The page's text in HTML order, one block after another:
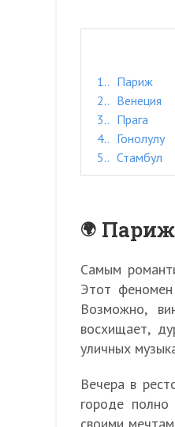
1.
Париж
2.
Венеция
3.
Прага
4.
Гонолулу
5.
Стамбул
Париж
Самым
Этот
Возможно,
восхищает,
уличных
Вечера в
городе